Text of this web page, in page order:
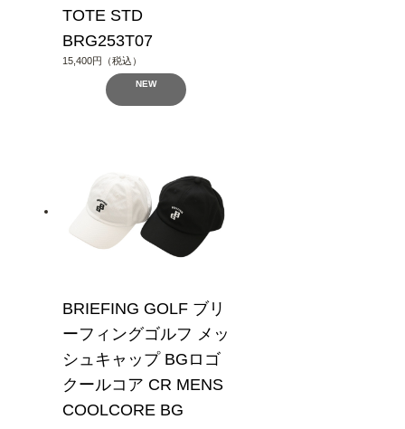
TOTE STD
BRG253T07
15,400円（税込）
NEW
BRIEFING GOLF ブリ
ーフィングゴルフ メッ
シュキャップ BGロゴ
クールコア CR MENS
COOLCORE BG